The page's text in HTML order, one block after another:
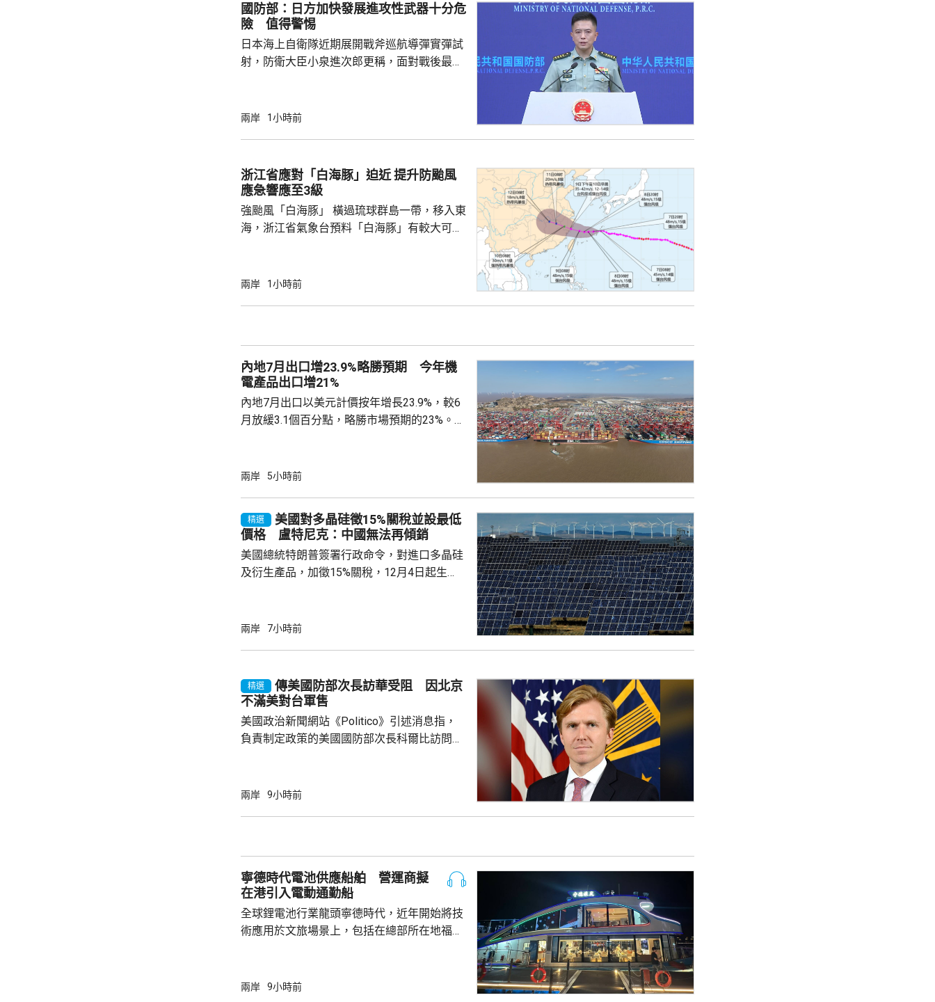
7月，當時在白俄羅斯布列斯特附近舉行以反
恐行動為背景的「雄鷹突擊-2024」陸軍聯合
訓練。至於「神鷹」系列對上一次...
國防部：日方加快發展進攻性武器十分危
險 值得警惕
日本海上自衛隊近期展開戰斧巡航導彈實彈試
射，防衛大臣小泉進次郎更稱，面對戰後最嚴
批評日方加快發展進攻性武器的動向日益猖
守防衛規制，加速推進再軍事化的藉口。 陳曦
說，真正威脅日本安全、地區和平穩定的，恰
恰是日本國內謀求擴軍備武、加速再軍事化...
兩岸 1小時前
浙江省應對「白海豚」迫近 提升防颱風
應急響應至3級
強颱風「白海豚」 橫過琉球群島一帶，移入東
海，浙江省氣象台預料「白海豚」有較大可能
化，預計今明兩日，東海海域風力將達到10至
理、濱海設施防風加固工作，同時防範強降雨
可能引發的山洪、地質災害、中小河...
兩岸 1小時前
內地7月出口增23.9%略勝預期 今年機
電產品出口增21%
內地7月出口以美元計價按年增長23.9%，較6
月放緩3.1個百分點，略勝市場預期的23%。7
1成至1125億美元，高於市場預期的1071億美
7月電動汽車出口多7成 3D打印機倍增 海關
總署數據顯示，今年首...
兩岸 5小時前
精選
美國對多晶硅徵15%關稅並設最低
價格 盧特尼克：中國無法再傾銷
美國總統特朗普簽署行政命令，對進口多晶硅
及衍生產品，加徵15%關稅，12月4日起生
產品設定最低價格，其中多晶硅每公斤21美
商務部制定計劃，若企業承諾在美國建設、翻
新或擴建多晶硅、晶圓或太陽能電池等生產設
施，並在2029年1月20日前...
兩岸 7小時前
精選
傳美國防部次長訪華受阻 因北京
不滿美對台軍售
美國政治新聞網站《Politico》引述消息指，
負責制定政策的美國國防部次長科爾比訪問中
售案。 報道指，科爾比認為美中關係過去一年
爭取中方的訪問邀請，並在中國國防大學發表
演講，要求國防部官員與北...
兩岸 9小時前
寧德時代電池供應船舶 營運商擬
在港引入電動通勤船
全球鋰電池行業龍頭寧德時代，近年開始將技
術應用於文旅場景上，包括在總部所在地福建
貴，但預料3至5年後將會回本，希望未來將電
兩岸 9小時前